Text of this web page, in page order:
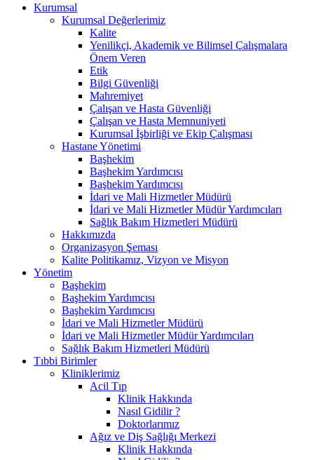
Kurumsal
Kurumsal Değerlerimiz
Kalite
Yenilikçi, Akademik ve Bilimsel Çalışmalara
Önem Veren
Etik
Bilgi Güvenliği
Mahremiyet
Çalışan ve Hasta Güvenliği
Çalışan ve Hasta Memnuniyeti
Kurumsal İşbirliği ve Ekip Çalışması
Hastane Yönetimi
Başhekim
Başhekim Yardımcısı
Başhekim Yardımcısı
İdari ve Mali Hizmetler Müdürü
İdari ve Mali Hizmetler Müdür Yardımcıları
Sağlık Bakım Hizmetleri Müdürü
Hakkımızda
Organizasyon Şeması
Kalite Politikamız, Vizyon ve Misyon
Yönetim
Başhekim
Başhekim Yardımcısı
Başhekim Yardımcısı
İdari ve Mali Hizmetler Müdürü
İdari ve Mali Hizmetler Müdür Yardımcıları
Sağlık Bakım Hizmetleri Müdürü
Tıbbi Birimler
Kliniklerimiz
Acil Tıp
Klinik Hakkında
Nasıl Gidilir ?
Doktorlarımız
Ağız ve Diş Sağlığı Merkezi
Klinik Hakkında